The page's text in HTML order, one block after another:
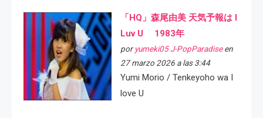
「HQ」森尾由美 天気予報は I
Luv U 1983年
por yumeki05 J-PopParadiseen
27 marzo 2026 a las 3:44
Yumi Morio / Tenkeyoho wa I
love U